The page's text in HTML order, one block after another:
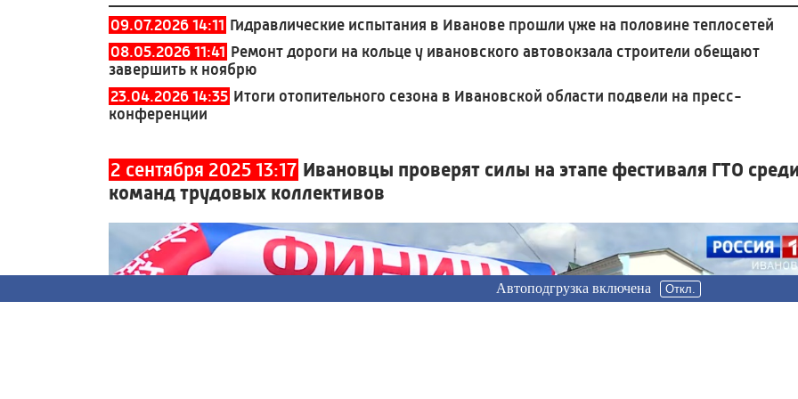
09.07.2026 14:11 Гидравлические испытания в Иванове прошли уже на половине теплосетей
08.05.2026 11:41 Ремонт дороги на кольце у ивановского автовокзала строители обещают
завершить к ноябрю
23.04.2026 14:35 Итоги отопительного сезона в Ивановской области подвели на пресс-
конференции
2 сентября 2025 13:17 Ивановцы проверят силы на этапе фестиваля ГТО
команд трудовых коллективов
Автоподгрузка включена Откл.
Автоподгрузка включена Откл.